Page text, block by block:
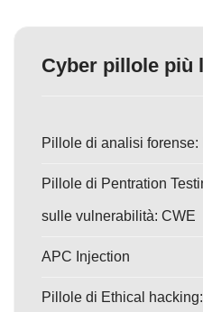
Cyber pillole più
Pillole di analisi forense:
Pillole di Pentration
sulle vulnerabilità: CWE
APC Injection
Pillole di Ethical